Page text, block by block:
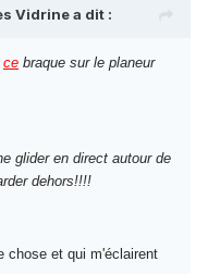
Vidrine a dit :
ce braque sur le planeur
glider en direct autour de
dehors!!!!
chose et qui m'éclairent